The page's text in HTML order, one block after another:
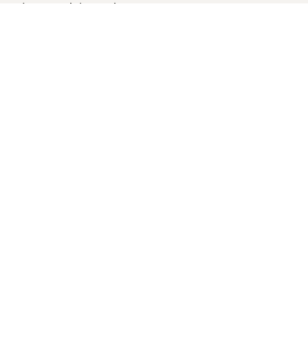
Andere populaire pagina's